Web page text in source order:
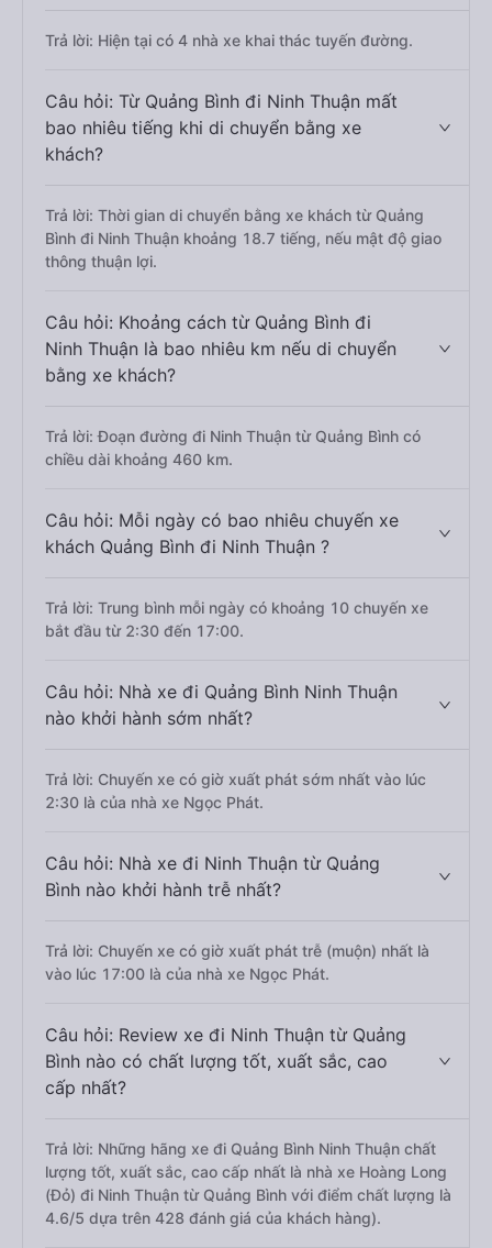
Trả lời: Hiện tại có 4 nhà xe khai thác tuyến đường.
Câu hỏi: Từ Quảng Bình đi Ninh Thuận mất
bao nhiêu tiếng khi di chuyển bằng xe
khách?
Trả lời: Thời gian di chuyển bằng xe khách từ Quảng
Bình đi Ninh Thuận khoảng 18.7 tiếng, nếu mật độ giao
thông thuận lợi.
Câu hỏi: Khoảng cách từ Quảng Bình đi
Ninh Thuận là bao nhiêu km nếu di chuyển
bằng xe khách?
Trả lời: Đoạn đường đi Ninh Thuận từ Quảng Bình có
chiều dài khoảng 460 km.
Câu hỏi: Mỗi ngày có bao nhiêu chuyến xe
khách Quảng Bình đi Ninh Thuận ?
Trả lời: Trung bình mỗi ngày có khoảng 10 chuyến xe
bắt đầu từ 2:30 đến 17:00.
Câu hỏi: Nhà xe đi Quảng Bình Ninh Thuận
nào khởi hành sớm nhất?
Trả lời: Chuyến xe có giờ xuất phát sớm nhất vào lúc
2:30 là của nhà xe Ngọc Phát.
Câu hỏi: Nhà xe đi Ninh Thuận từ Quảng
Bình nào khởi hành trễ nhất?
Trả lời: Chuyến xe có giờ xuất phát trễ (muộn) nhất là
vào lúc 17:00 là của nhà xe Ngọc Phát.
Câu hỏi: Review xe đi Ninh Thuận từ Quảng
Bình nào có chất lượng tốt, xuất sắc, cao
cấp nhất?
Trả lời: Những hãng xe đi Quảng Bình Ninh Thuận chất
lượng tốt, xuất sắc, cao cấp nhất là nhà xe Hoàng Long
(Đỏ) đi Ninh Thuận từ Quảng Bình với điểm chất lượng là
4.6/5 dựa trên 428 đánh giá của khách hàng).